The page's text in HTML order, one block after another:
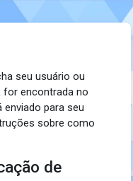
seu usuário ou
for encontrada no
para seu
sobre como
de usuário
de